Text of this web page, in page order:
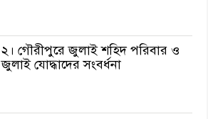
২। গৌরীপুরে জুলাই শহিদ পরিবার ও
জুলাই যোদ্ধাদের সংবর্ধনা